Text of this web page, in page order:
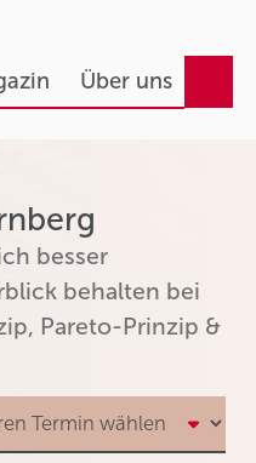
Über uns
besser
behalten bei
Pareto-Prinzip &